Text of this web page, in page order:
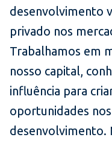
desenvolvimento
privado nos
Trabalhamos em
nosso capital,
influência para
oportunidades
desenvolvimento.